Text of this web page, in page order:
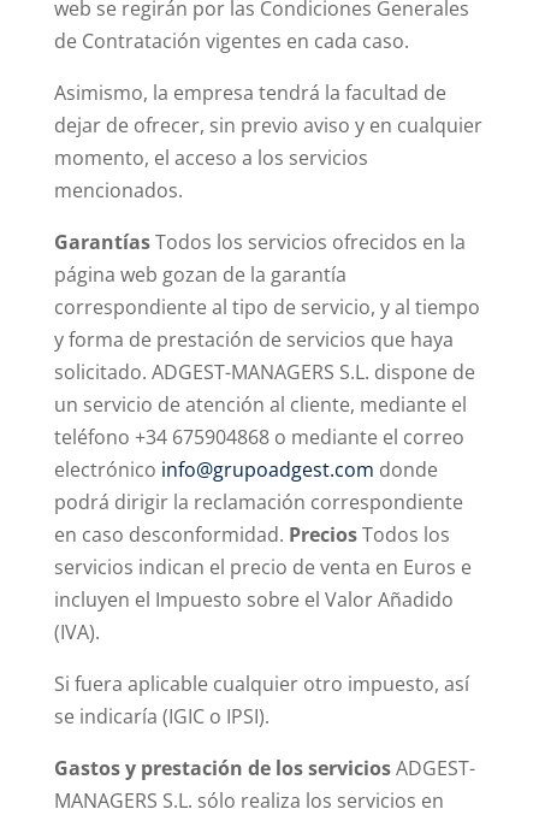
web se regirán por las Condiciones Generales
de Contratación vigentes en cada caso.
Asimismo, la empresa tendrá la facultad de
dejar de ofrecer, sin previo aviso y en cualquier
momento, el acceso a los servicios
mencionados.
GarantíasTodos los servicios ofrecidos en la
página web gozan de la garantía
correspondiente al tipo de servicio, y al tiempo
y forma de prestación de servicios que haya
solicitado. ADGEST-MANAGERS S.L. dispone de
un servicio de atención al cliente, mediante el
teléfono +34 675904868 o mediante el correo
electrónico info@grupoadgest.com donde
podrá dirigir la reclamación correspondiente
en caso desconformidad. PreciosTodos los
servicios indican el precio de venta en Euros e
incluyen el Impuesto sobre el Valor Añadido
(IVA).
Si fuera aplicable cualquier otro impuesto, así
se indicaría (IGIC o IPSI).
Gastos y prestación de los serviciosADGEST-
MANAGERS S.L. sólo realiza los servicios en